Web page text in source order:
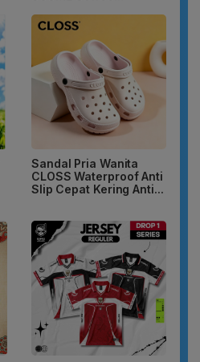
Sandal Pria Wanita
CLOSS Waterproof Anti
Slip Cepat Kering Anti...